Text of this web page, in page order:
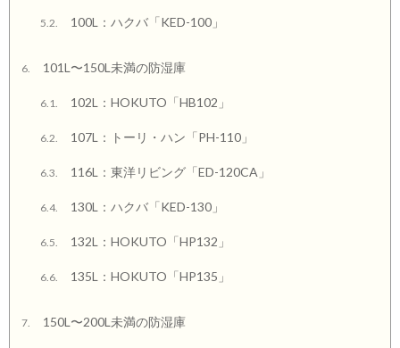
5.2. 100L：ハクバ「KED-100」
6. 101L〜150L未満の防湿庫
6.1. 102L：HOKUTO「HB102」
6.2. 107L：トーリ・ハン「PH-110」
6.3. 116L：東洋リビング「ED-120CA」
6.4. 130L：ハクバ「KED-130」
6.5. 132L：HOKUTO「HP132」
6.6. 135L：HOKUTO「HP135」
7. 150L〜200L未満の防湿庫